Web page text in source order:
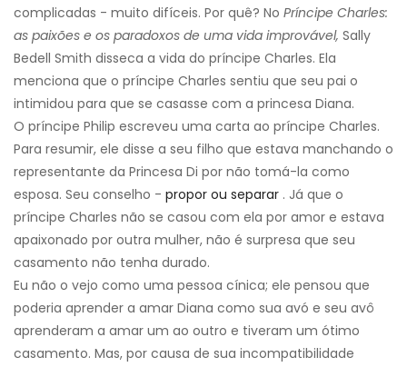
complicadas - muito difíceis. Por quê? No Príncipe Charles:
as paixões e os paradoxos de uma vida improvável, Sally
Bedell Smith disseca a vida do príncipe Charles. Ela
menciona que o príncipe Charles sentiu que seu pai o
intimidou para que se casasse com a princesa Diana.
O príncipe Philip escreveu uma carta ao príncipe Charles.
Para resumir, ele disse a seu filho que estava manchando o
representante da Princesa Di por não tomá-la como
esposa. Seu conselho - propor ou separar . Já que o
príncipe Charles não se casou com ela por amor e estava
apaixonado por outra mulher, não é surpresa que seu
casamento não tenha durado.
Eu não o vejo como uma pessoa cínica; ele pensou que
poderia aprender a amar Diana como sua avó e seu avô
aprenderam a amar um ao outro e tiveram um ótimo
casamento. Mas, por causa de sua incompatibilidade